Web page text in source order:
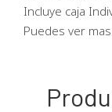
Incluye caja
Puedes ver